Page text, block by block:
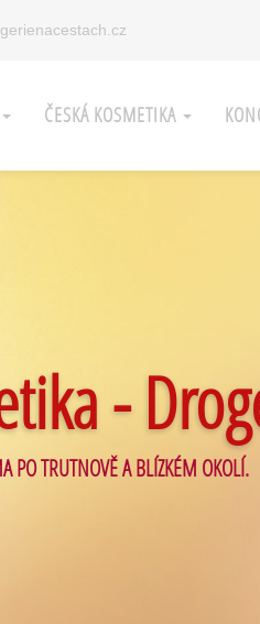
ČESKÁ KOSMETIKA
-
PO TRUTNOVĚ A BLÍZKÉM OKOLÍ.